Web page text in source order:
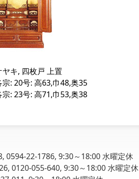
ヤキ, 四枚戸 上置
宗: 20号: 高63,巾48,奥35
宗: 23号: 高71,巾53,奥38
0594-22-1786, 9:30～18:00 水曜定休
0120-055-640, 9:30～18:00 水曜定休